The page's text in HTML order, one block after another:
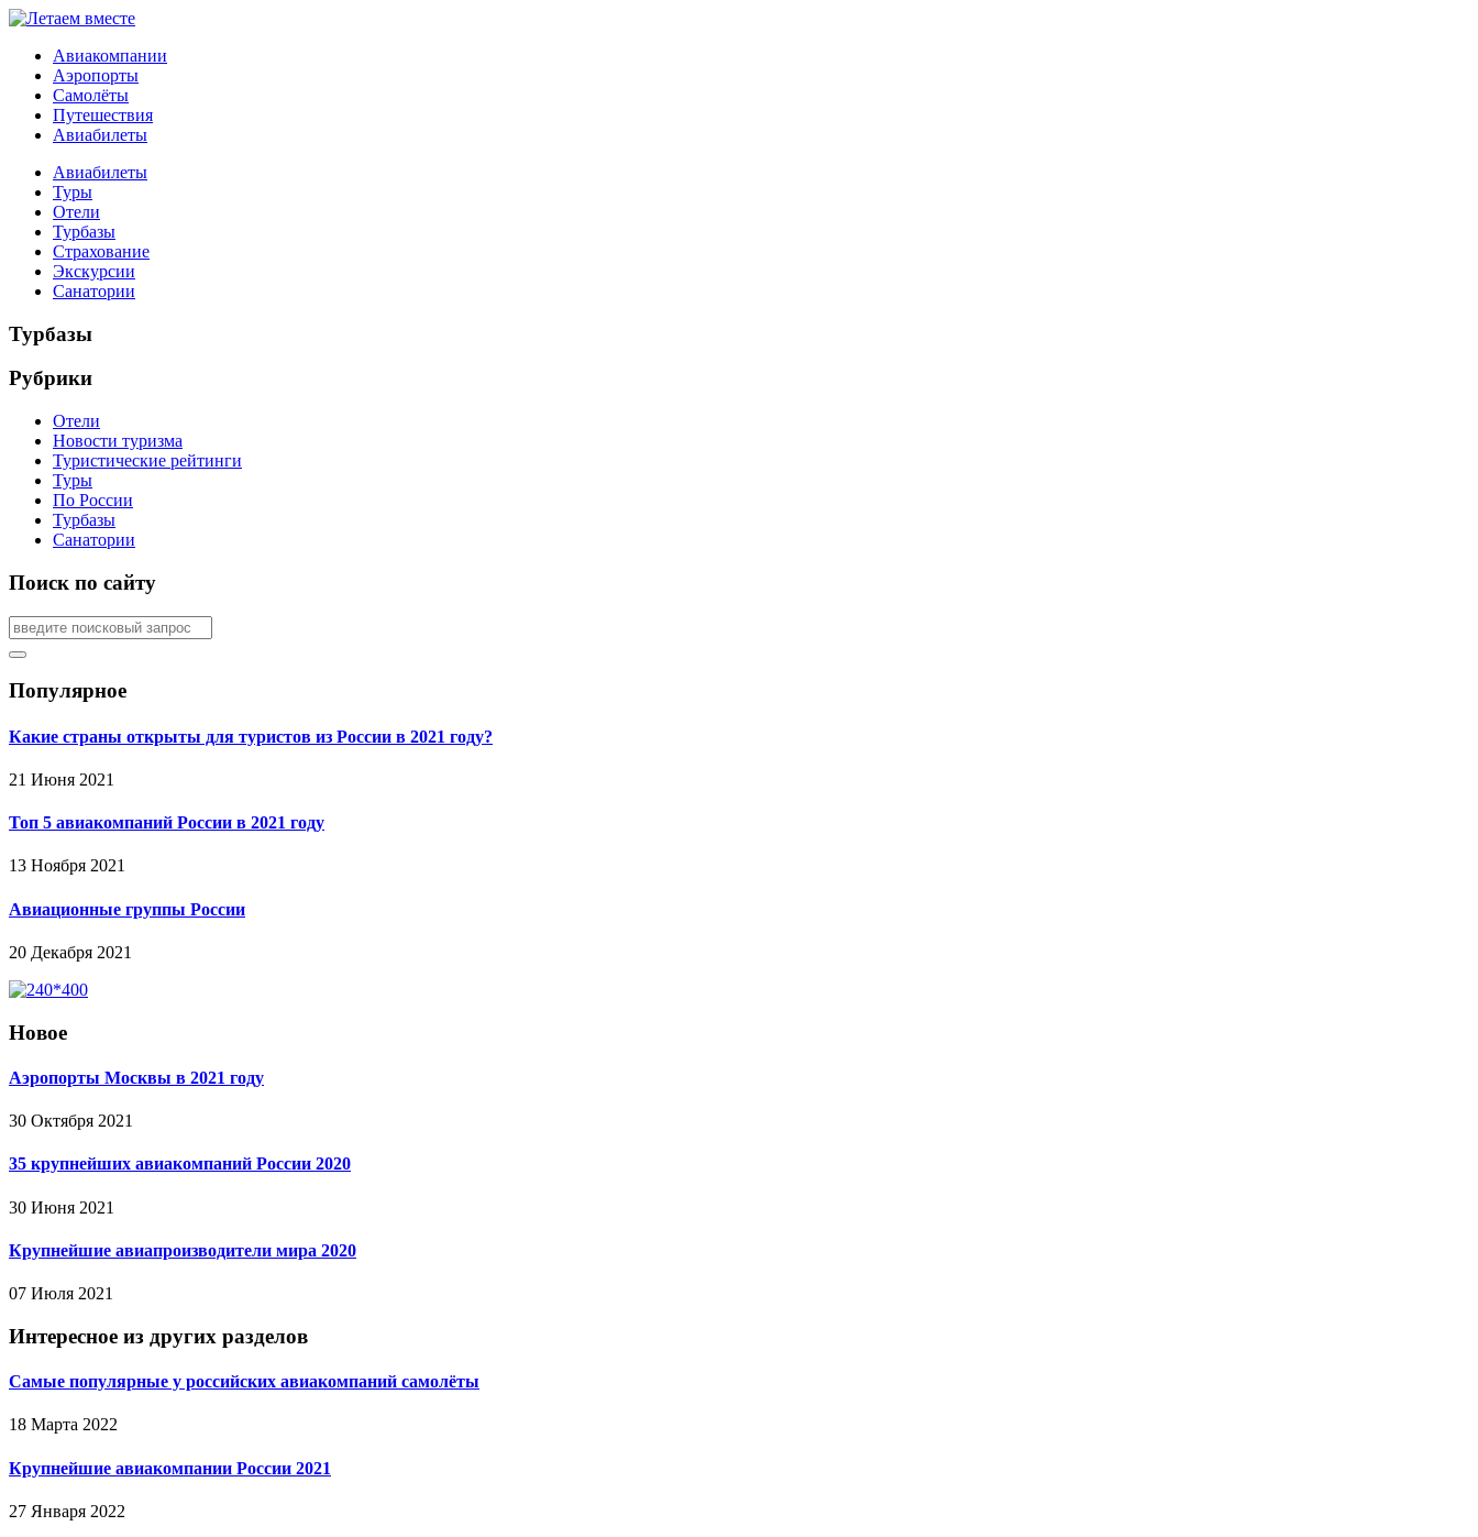
Авиакомпании
Аэропорты
Самолёты
Путешествия
Авиабилеты
Авиабилеты
Туры
Отели
Турбазы
Страхование
Экскурсии
Санатории
Турбазы
Рубрики
Отели
Новости туризма
Туристические рейтинги
Туры
По России
Турбазы
Санатории
Поиск по сайту
Популярное
Какие страны открыты для туристов из России в 2021 году?
21 Июня 2021
Топ 5 авиакомпаний России в 2021 году
13 Ноября 2021
Авиационные группы России
20 Декабря 2021
Новое
Аэропорты Москвы в 2021 году
30 Октября 2021
35 крупнейших авиакомпаний России 2020
30 Июня 2021
Крупнейшие авиапроизводители мира 2020
07 Июля 2021
Интересное из других разделов
Самые популярные у российских авиакомпаний самолёты
18 Марта 2022
Крупнейшие авиакомпании России 2021
27 Января 2022